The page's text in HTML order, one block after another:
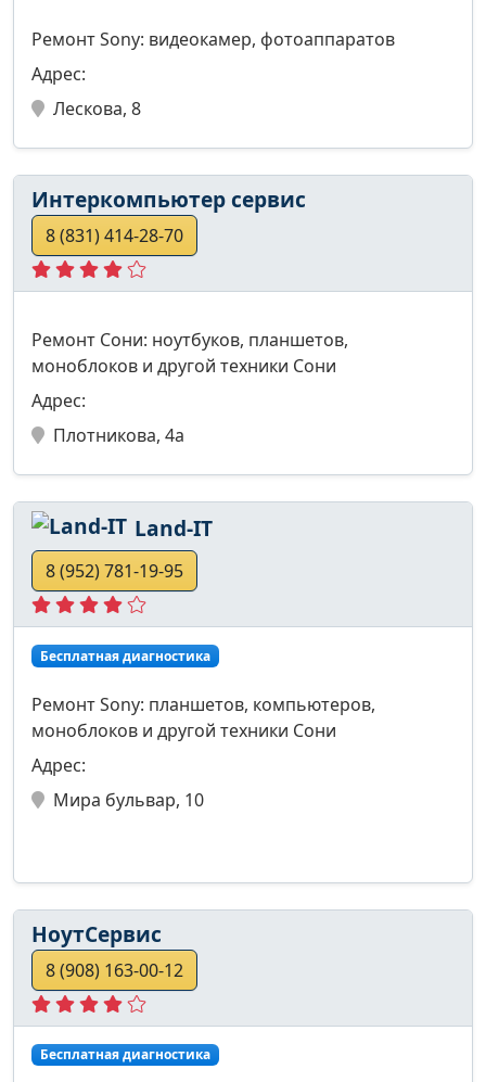
Ремонт Sony: видеокамер, фотоаппаратов
Адрес:
Лескова, 8
Интеркомпьютер сервис
8 (831) 414-28-70
Ремонт Сони: ноутбуков, планшетов,
моноблоков и другой техники Сони
Адрес:
Плотникова, 4а
Land-IT
8 (952) 781-19-95
Бесплатная диагностика
Ремонт Sony: планшетов, компьютеров,
моноблоков и другой техники Сони
Адрес:
Мира бульвар, 10
НоутСервис
8 (908) 163-00-12
Бесплатная диагностика